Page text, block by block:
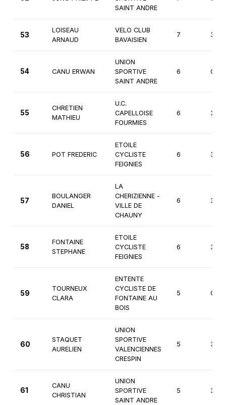
SAINT ANDRE
53
LOISEAU
ARNAUD
VELO CLUB
BAVAISIEN
7
54 CANU ERWAN
UNION
SPORTIVE
SAINT ANDRE
6
55
CHRETIEN
MATHIEU
U.C.
CAPELLOISE
FOURMIES
6
56 POT FREDERIC
ETOILE
CYCLISTE
FEIGNIES
6
57
BOULANGER
DANIEL
LA
CHERIZIENNE -
VILLE DE
CHAUNY
6
58
FONTAINE
STEPHANE
ETOILE
CYCLISTE
FEIGNIES
6
59
TOURNEUX
CLARA
ENTENTE
CYCLISTE DE
FONTAINE AU
BOIS
5
60
STAQUET
AURELIEN
UNION
SPORTIVE
VALENCIENNES
CRESPIN
5
61
CANU
CHRISTIAN
UNION
SPORTIVE
SAINT ANDRE
5